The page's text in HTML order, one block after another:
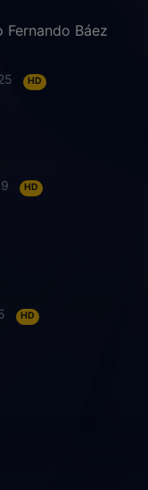
Fernando Báez
HD
HD
HD